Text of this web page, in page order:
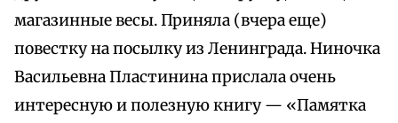
магазинные весы. Приняла (вчера еще)
повестку на посылку из Ленинграда. Ниночка
Васильевна Пластинина прислала очень
интересную и полезную книгу — «Памятка